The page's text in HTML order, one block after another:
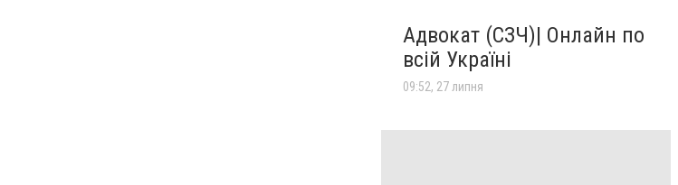
Адвокат (СЗЧ)| Онлайн по
всій Україні
09:52, 27 липня